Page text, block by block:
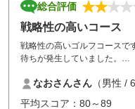
総合評価
戦略性の高いコース
戦略性の高いゴルフコースで
待ちが発生していました。
なりません。返送の時も一旦
必要です。食事についてはお
なおさんさん （男性 /
平均スコア：80～89